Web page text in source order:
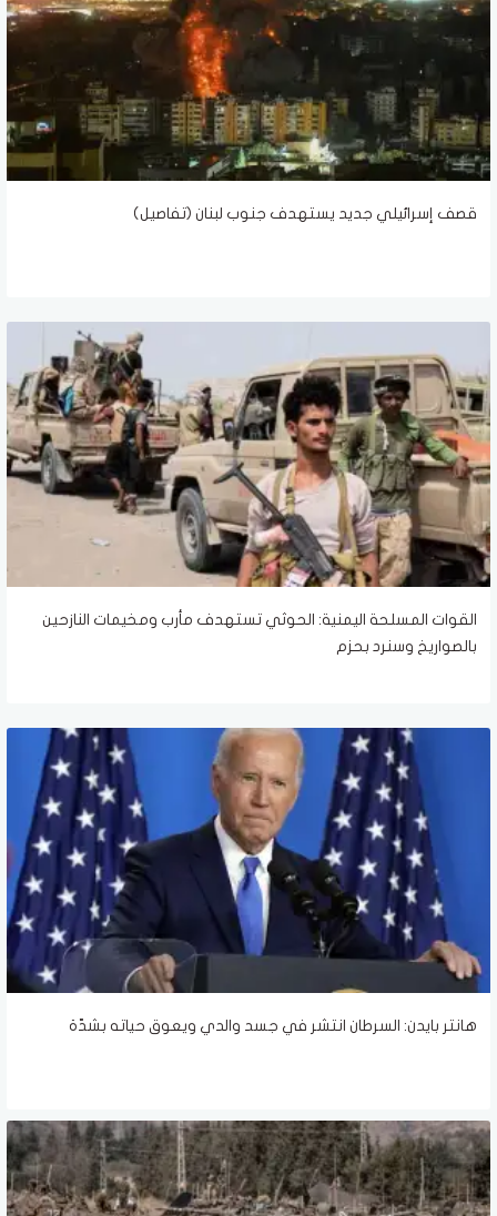
قصف إسرائيلي جديد يستهدف جنوب لبنان (تفاصيل)
القوات المسلحة اليمنية: الحوثي تستهدف مأرب ومخيمات النازحين
بالصواريخ وسنرد بحزم
هانتر بايدن: السرطان انتشر في جسد والدي ويعوق حياته بشدّة